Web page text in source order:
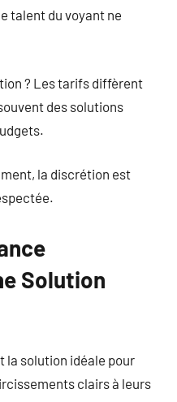
talent du voyant ne
? Les tarifs diffèrent
des solutions
la discrétion est
Solution
la solution idéale pour
clairs à leurs